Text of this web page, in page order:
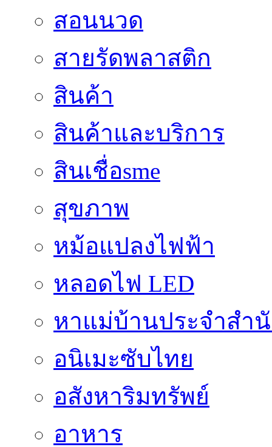
สอนนวด
สายรัดพลาสติก
สินค้า
สินค้าและบริการ
สินเชื่อsme
สุขภาพ
หม้อแปลงไฟฟ้า
หลอดไฟ LED
หาแม่บ้านประจำสำ
อนิเมะซับไทย
อสังหาริมทรัพย์
อาหาร